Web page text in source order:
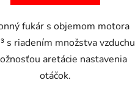
fukár s objemom motora
s riadením množstva vzduchu
aretácie nastavenia
otáčok.